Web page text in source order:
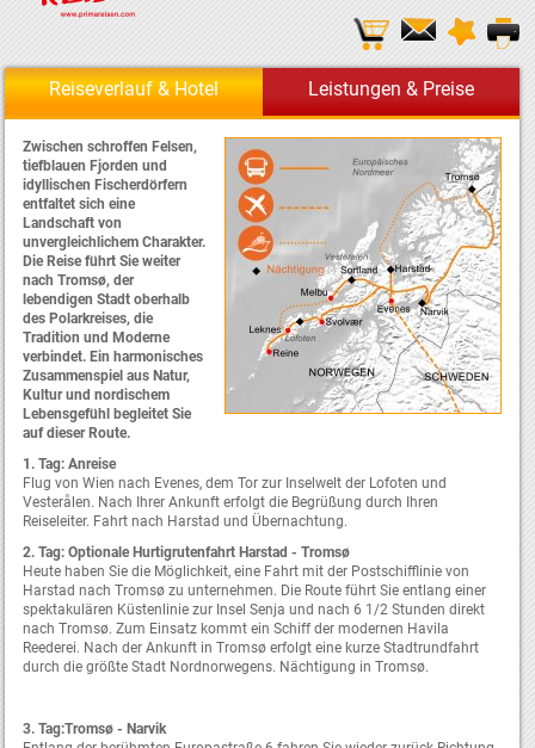
Reiseverlauf & Hotel Leistungen & Preise
Zwischen schroffen Felsen,
tiefblauen Fjorden und
idyllischen Fischerdörfern
entfaltet sich eine
Landschaft von
unvergleichlichem Charakter.
Die Reise führt Sie weiter
nach Tromsø, der
lebendigen Stadt oberhalb
des Polarkreises, die
Tradition und Moderne
verbindet. Ein harmonisches
Zusammenspiel aus Natur,
Kultur und nordischem
Lebensgefühl begleitet Sie
auf dieser Route.
1. Tag: Anreise
Flug von Wien nach Evenes, dem Tor zur Inselwelt der Lofoten und
Vesterålen. Nach Ihrer Ankunft erfolgt die Begrüßung durch Ihren
Reiseleiter. Fahrt nach Harstad und Übernachtung.
2. Tag: Optionale Hurtigrutenfahrt Harstad - Tromsø
Heute haben Sie die Möglichkeit, eine Fahrt mit der Postschifflinie von
Harstad nach Tromsø zu unternehmen. Die Route führt Sie entlang einer
spektakulären Küstenlinie zur Insel Senja und nach 6 1/2 Stunden direkt
nach Tromsø. Zum Einsatz kommt ein Schiff der modernen Havila
Reederei. Nach der Ankunft in Tromsø erfolgt eine kurze Stadtrundfahrt
durch die größte Stadt Nordnorwegens. Nächtigung in Tromsø.
3. Tag:Tromsø - Narvik